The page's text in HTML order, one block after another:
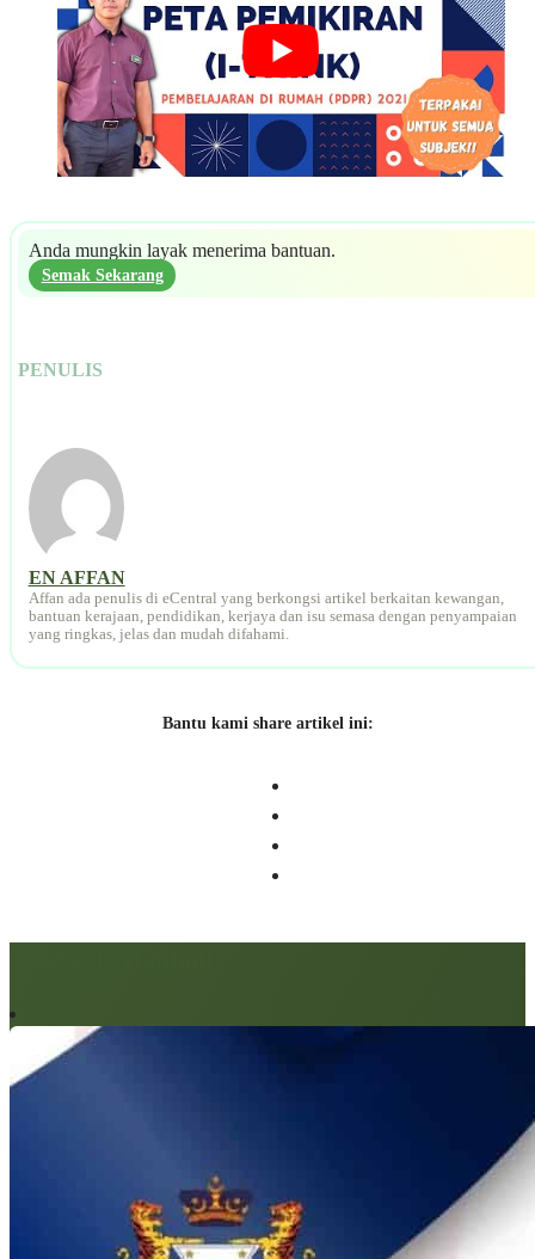
Anda mungkin layak menerima bantuan.
Semak Sekarang
PENULIS
EN AFFAN
Affan ada penulis di eCentral yang berkongsi artikel berkaitan kewangan,
bantuan kerajaan, pendidikan, kerjaya dan isu semasa dengan penyampaian
yang ringkas, jelas dan mudah difahami.
Bantu kami share artikel ini: